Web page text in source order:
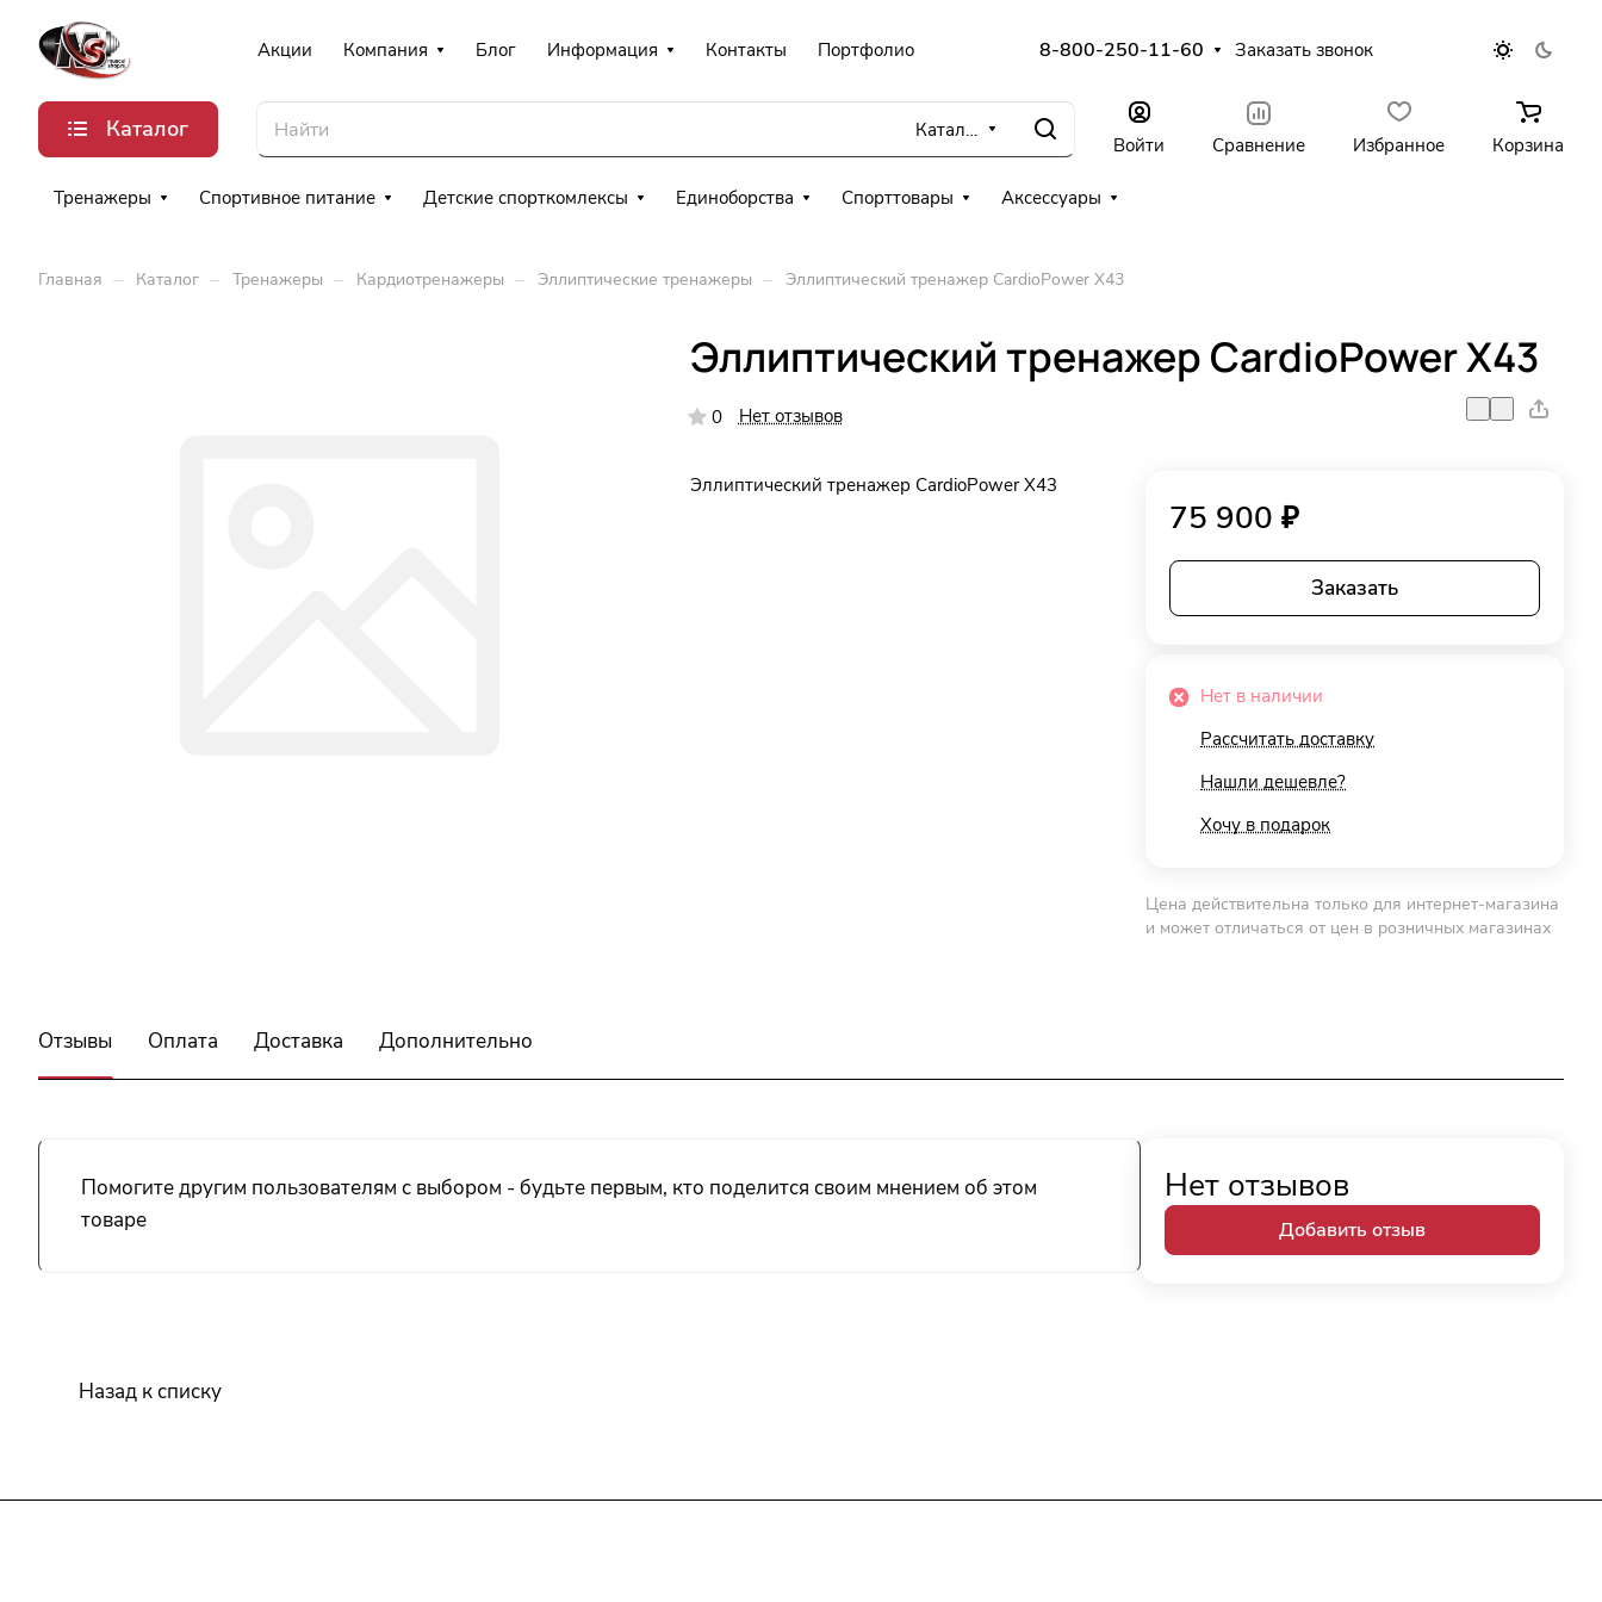
Акции Компания Блог Информация Контакты Портфолио 8-800-250-11-60 Заказать звонок
Каталог Каталог
Войти Сравнение Избранное Корзина
Тренажеры Спортивное питание Детские спорткомлексы Единоборства Спорттовары Аксессуары
Главная – Каталог – Тренажеры – Кардиотренажеры – Эллиптические тренажеры – Эллиптический тренажер CardioPower X43
Эллиптический тренажер CardioPower X43
0 Нет отзывов
Эллиптический тренажер CardioPower X43
75 900 ₽
Заказать
Нет в наличии
Рассчитать доставку
Нашли дешевле?
Хочу в подарок
Цена действительна только для интернет-магазина
и может отличаться от цен в розничных магазинах
Отзывы Оплата Доставка Дополнительно
Помогите другим пользователям с выбором - будьте первым, кто поделится своим мнением об этом
товаре
Нет отзывов
Добавить отзыв
Назад к списку